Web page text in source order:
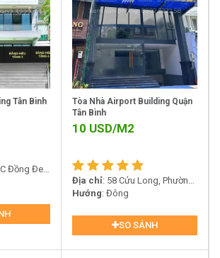
Tân Bình
Đồng Đen,
Tòa Nhà Airport Building Quận
Tân Bình
10 USD/M2
Địa chỉ: 58 Cửu Long, Phường
2, Quận Tân Bình
Hướng : Đông
SO SÁNH